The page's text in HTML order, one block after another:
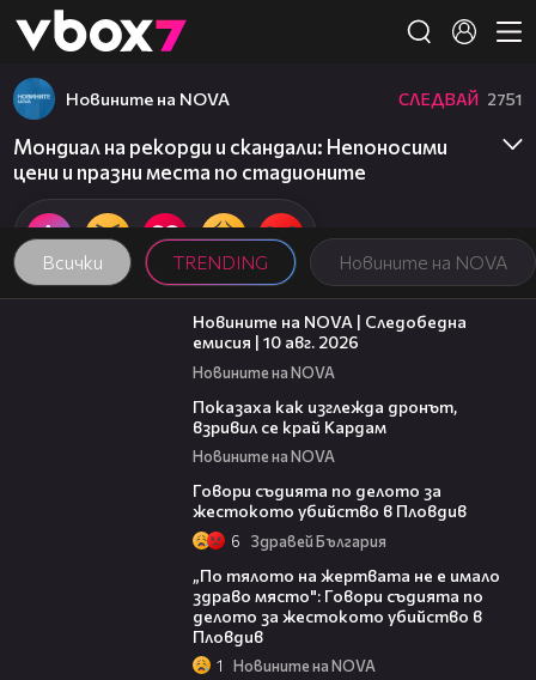
👾
Всички TRENDING Новините на NOVA
Новините на NOVA СЛЕДВАЙ 2751
Мондиал на рекорди и скандали: Непоносими
цени и празни места по стадионите
15:13
Новините на NOVA | Следобедна
емисия | 10 авг. 2026
Новините на NOVA
Показаха как изглежда дронът,
взривил се край Кардам
Новините на NOVA
Говори съдията по делото за
жестокото убийство в Пловдив
6 Здравей България
„По тялото на жертвата не е имало
здраво място": Говори съдията по
делото за жестокото убийство в
Пловдив
1 Новините на NOVA